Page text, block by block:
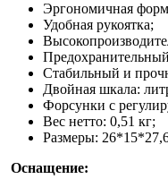
Эргономичная
Удобная рукоятка;
Стабильный и
Двойная шкала:
Форсунки с
Вес нетто: 0,51 кг;
Размеры:
Оснащение: